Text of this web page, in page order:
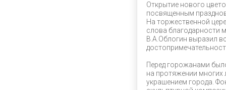
Открытие нового
посвященным
На торжественной
слова благодарности
В.А.Облогин выразил
Перед горожанами
на протяжении многих
украшением города.